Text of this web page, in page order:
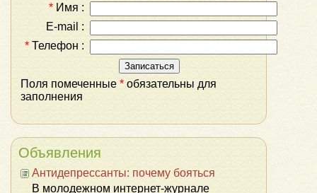
* Имя :
E-mail :
* Телефон :
Поля помеченные * обязательны для
заполнения
Объявления
Антидепрессанты: почему бояться
В молодежном интернет-журнале